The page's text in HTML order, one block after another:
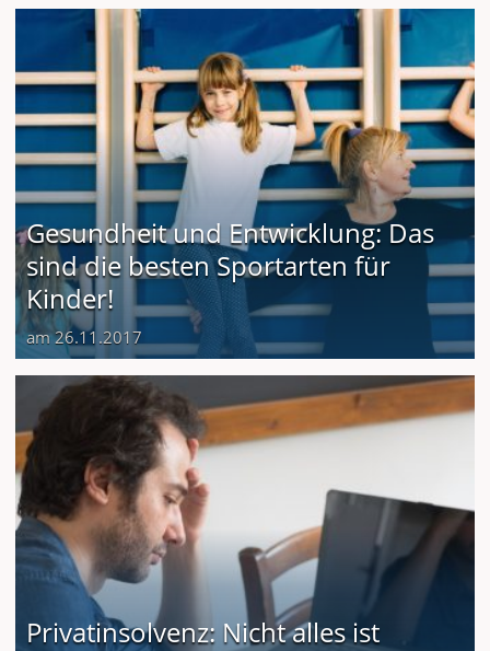
Gesundheit und Entwicklung: Das
sind die besten Sportarten für
Kinder!
am 26.11.2017
Privatinsolvenz: Nicht alles ist